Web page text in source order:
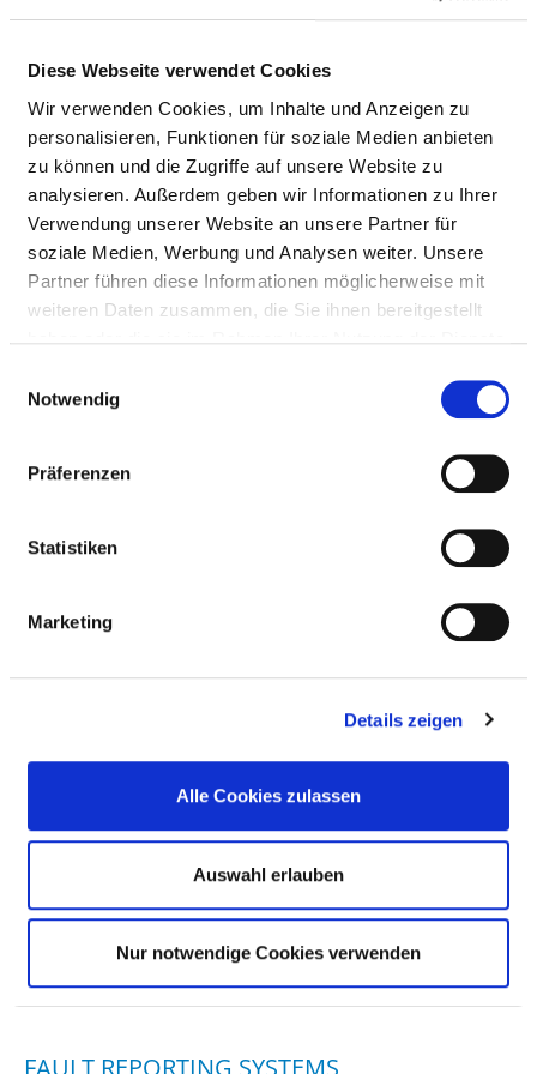
Diese Webseite verwendet Cookies
Wir verwenden Cookies, um Inhalte und Anzeigen zu
personalisieren, Funktionen für soziale Medien anbieten
zu können und die Zugriffe auf unsere Website zu
analysieren. Außerdem geben wir Informationen zu Ihrer
Verwendung unserer Website an unsere Partner für
soziale Medien, Werbung und Analysen weiter. Unsere
Partner führen diese Informationen möglicherweise mit
weiteren Daten zusammen, die Sie ihnen bereitgestellt
Notwendig
Präferenzen
Statistiken
Marketing
Details zeigen
Alle Cookies zulassen
Auswahl erlauben
Nur notwendige Cookies verwenden
QUALITY MANAGEMENT
RESPONSIBLE PERSON
Sabrina Wiener
Leitung Qualitäts- und Klinisches
Risikomanagement
Salvatorstr. 7
Phone:
STEERING COMMITTEE
RISK MANAGEMENT
STEERING COMMITTEE
RISK MANAGEMENT INSTRUMENTS AND
MEASURES
INSTRUMENTS AND MEASURES
FAULT REPORTING SYSTEMS